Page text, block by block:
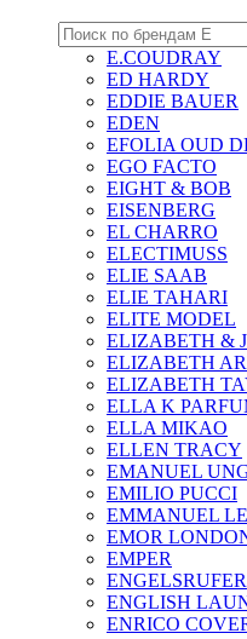
E.COUDRAY
ED HARDY
EDDIE BAUER
EDEN
EFOLIA OUD
EGO FACTO
EIGHT & BOB
EISENBERG
EL CHARRO
ELECTIMUSS
ELIE SAAB
ELIE TAHARI
ELITE MODEL
ELIZABETH &
ELIZABETH
ELIZABETH
ELLA K
ELLA MIKAO
ELLEN TRACY
EMANUEL
EMILIO PUCCI
EMMANUEL
EMOR
EMPER
ENGELSRUFER
ENGLISH
ENRICO